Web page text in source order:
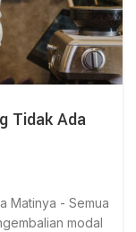
Tidak Ada
Matinya - Semua
modal